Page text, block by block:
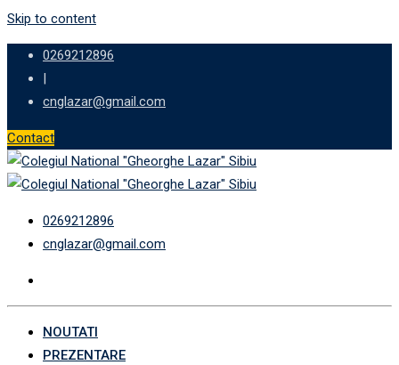
Skip to content
0269212896
|
cnglazar@gmail.com
Contact
0269212896
cnglazar@gmail.com
NOUTATI
PREZENTARE